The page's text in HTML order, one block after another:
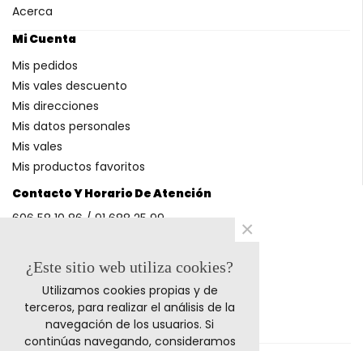
Contacto Y Horario De Atención
606 58 10 86 / 91 688 25 99
Métodos De Pago
Acerca
Mi Cuenta
Mis pedidos
Mis vales descuento
Mis direcciones
Mis datos personales
Mis vales
Mis productos favoritos
¿Este sitio web utiliza cookies?
Utilizamos cookies propias y de
terceros, para realizar el análisis de la
navegación de los usuarios. Si
continúas navegando, consideramos
×